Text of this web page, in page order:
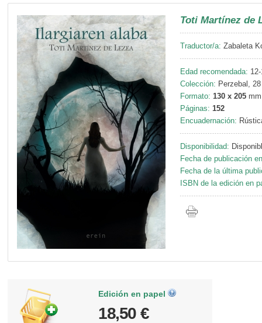
Toti Martínez de
Traductor/a: Zabaleta
Edad recomendada:
Colección: Perzebal, 28
Formato: 130 x 205 mm
Páginas: 152
Encuadernación:
Disponibilidad:
Fecha de publicación
Fecha de la última
ISBN de la edición en
Edición en papel
18,50 €